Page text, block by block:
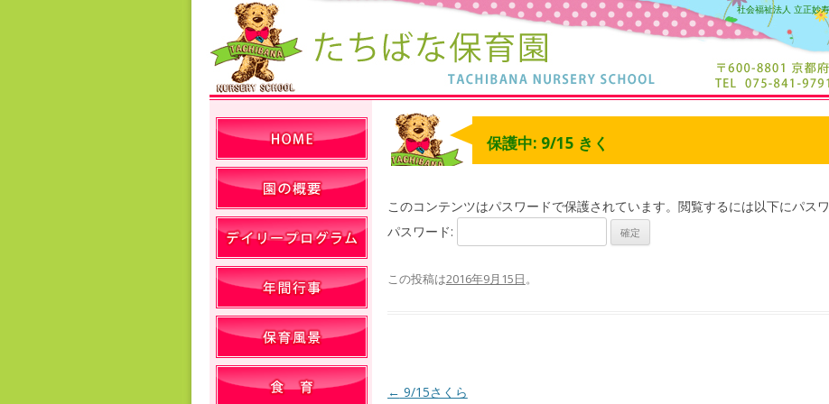
社会福祉法人 立正妙
保護中: 9/15 きく
このコンテンツはパスワードで保護されています。閲覧するには以下にパス
パスワード:
この投稿は2016年9月15日。
← 9/15さくら